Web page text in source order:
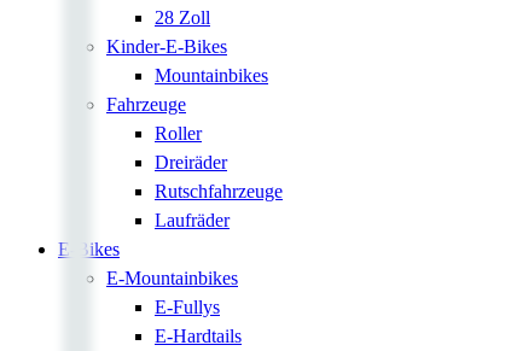
28 Zoll
Kinder-E-Bikes
Mountainbikes
Fahrzeuge
Roller
Dreiräder
Rutschfahrzeuge
Laufräder
E-Bikes
E-Mountainbikes
E-Fullys
E-Hardtails